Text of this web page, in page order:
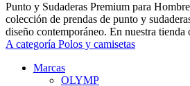
Punto y Sudaderas Premium para
colección de prendas de punto y
diseño contemporáneo. En nuestra tienda
A categoría Polos y camisetas
Marcas
OLYMP